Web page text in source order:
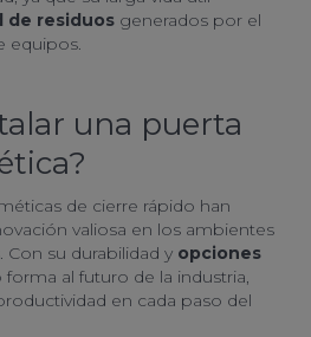
de residuos generados por el
equipos.
una puerta
de cierre rápido han
valiosa en los ambientes
su durabilidad y opciones
forma al futuro de la industria,
en cada paso del